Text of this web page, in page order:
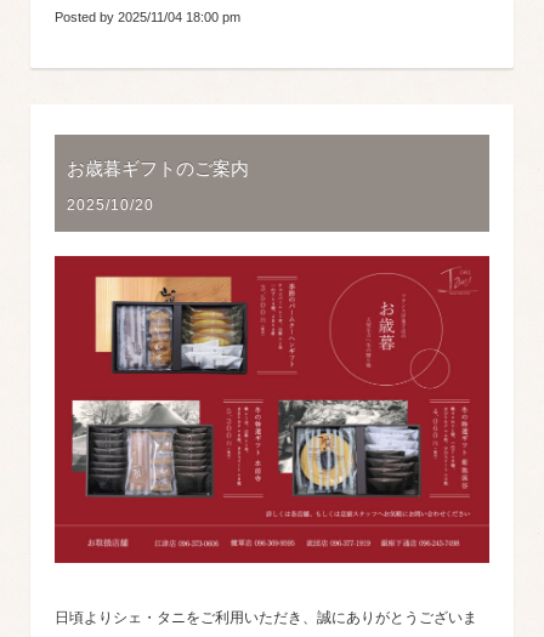
Posted by 2025/11/04 18:00 pm
お歳暮ギフトのご案内
2025/10/20
日頃よりシェ・タニをご利用いただき、誠にありがとうございま